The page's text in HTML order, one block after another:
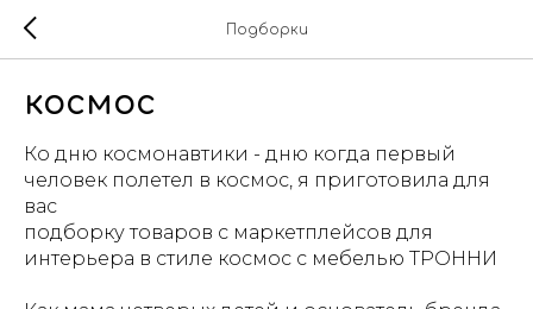
Подборки
космос
Ко дню космонавтики - дню когда первый
человек полетел в космос, я приготовила для
вас
подборку товаров с маркетплейсов для
интерьера в стиле космос с мебелью ТРОННИ